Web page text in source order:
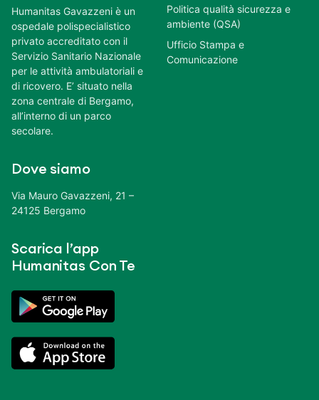
Humanitas Gavazzeni è un
ospedale polispecialistico
privato accreditato con il
Servizio Sanitario Nazionale
per le attività ambulatoriali e
di ricovero. E’ situato nella
zona centrale di Bergamo,
all’interno di un parco
secolare.
Dove siamo
Via Mauro Gavazzeni, 21 –
24125 Bergamo
Scarica l’app
Humanitas Con Te
Politica qualità sicurezza e
ambiente (QSA)
Ufficio Stampa e
Comunicazione